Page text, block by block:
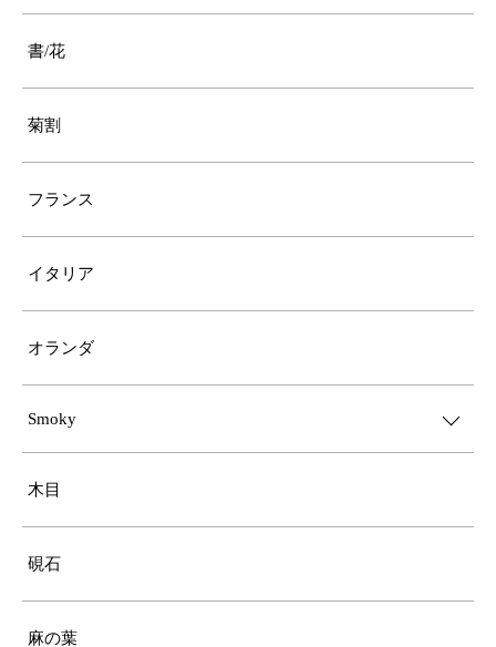
書/花
菊割
フランス
イタリア
オランダ
Smoky
木目
硯石
麻の葉